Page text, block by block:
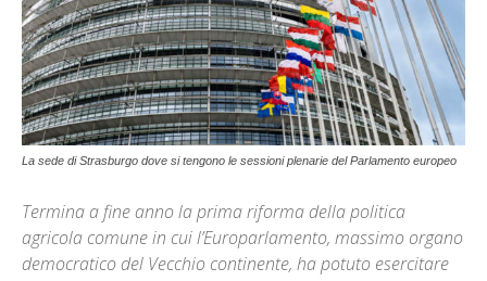
La sede di Strasburgo dove si tengono le sessioni plenarie del Parlamento europeo
Termina a fine anno la prima riforma della politica
agricola comune in cui l’Europarlamento, massimo organo
democratico del Vecchio continente, ha potuto esercitare